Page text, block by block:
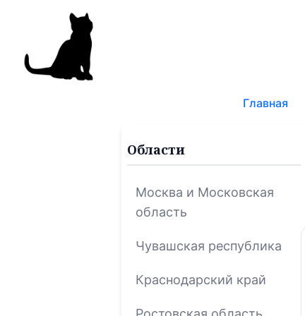
Главнаяпо
Области
Москва и Московская
область
Чувашская республика
Краснодарский край